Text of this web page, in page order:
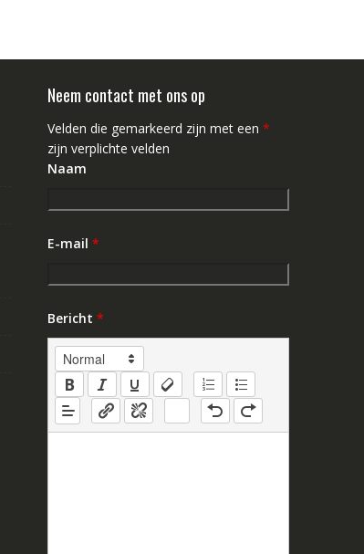
Neem contact met ons op
Velden die gemarkeerd zijn met een *
zijn verplichte velden
Naam
E-mail *
Bericht *